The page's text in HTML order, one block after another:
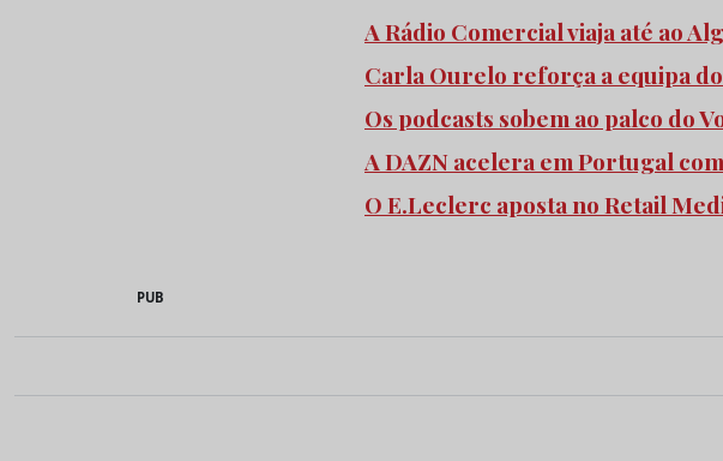
A Rádio Comercial viaja até ao
Carla Ourelo reforça a equipa
Os podcasts sobem ao palco do
A DAZN acelera em Portugal
O E.Leclerc aposta no Retail
PUB